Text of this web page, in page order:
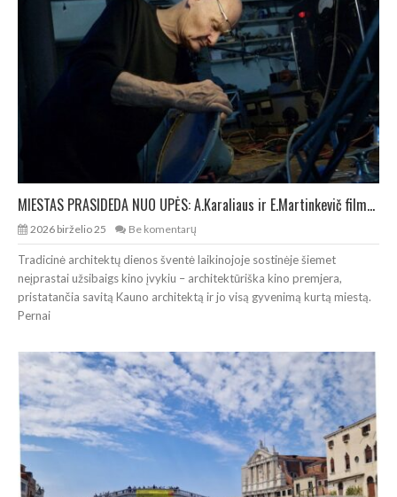
MIESTAS PRASIDEDA NUO UPĖS: A.Karaliaus ir E.Martinkevič filmo „Palio miestas“ premjera
2026 birželio 25 Be komentarų
Tradicinė architektų dienos šventė laikinojoje sostinėje šiemet
neįprastai užsibaigs kino įvykiu – architektūriška kino premjera,
pristatančia savitą Kauno architektą ir jo visą gyvenimą kurtą miestą.
Pernai